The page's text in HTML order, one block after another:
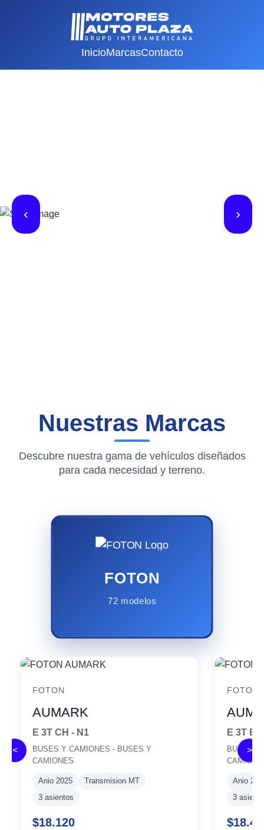
InicioMarcasContacto
‹ ›
Nuestras Marcas
Descubre nuestra gama de vehículos diseñados
para cada necesidad y terreno.
FOTON
72 modelos
< >
FOTON
AUMARK
E 3T CH - N1
BUSES Y CAMIONES - BUSES Y
CAMIONES
Anio 2025
Transmision MT
3 asientos
$18.120
FOTON
E 3T
BUSES Y
Anio
3